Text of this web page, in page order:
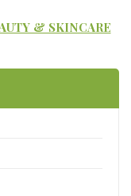
& SKINCARE